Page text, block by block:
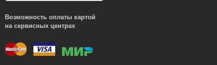
Возможность оплаты картой
на сервисных центрах